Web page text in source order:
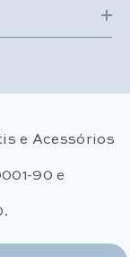
e Acessórios
90 e